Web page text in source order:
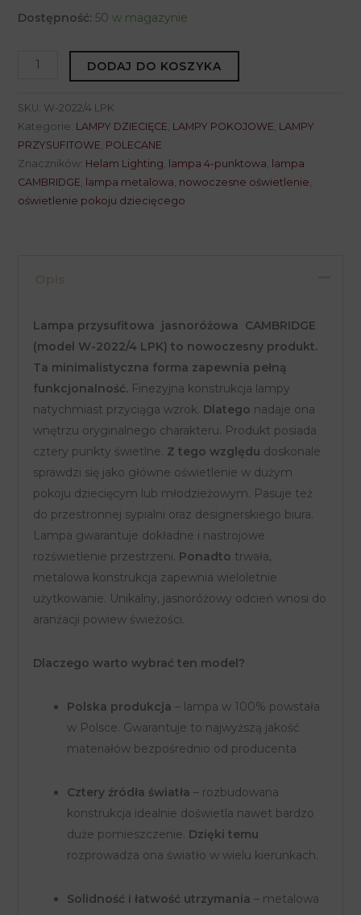
Dostępność: 50 w magazynie
ilość
przysufitowa
jasnoróżowa
CAMBRIDGE
W-
2022/4
LPK
DODAJ DO KOSZYKA
SKU: W-2022/4 LPK
Kategorie: LAMPY DZIECIĘCE LAMPY POKOJOWE LAMPY
PRZYSUFITOWE POLECANE
Znaczników: Helam Lighting lampa 4-punktowa
lampa
CAMBRIDGE
lampa metalowa nowoczesne oświetlenie
oświetlenie pokoju dziecięcego
Lampa przysufitowa jasnoróżowa CAMBRIDGE
(model W-2022/4 LPK) to nowoczesny produkt.
Ta minimalistyczna forma zapewnia pełną
funkcjonalność.Finezyjna konstrukcja lampy
natychmiast przyciąga wzrok. Dlatego nadaje ona
wnętrzu oryginalnego charakteru. Produkt posiada
cztery punkty świetlne. Z tego względu doskonale
sprawdzi się jako główne oświetlenie w dużym
pokoju dziecięcym lub młodzieżowym. Pasuje też
do przestronnej sypialni oraz designerskiego biura.
Lampa gwarantuje dokładne i nastrojowe
rozświetlenie przestrzeni. Ponadto trwała,
metalowa konstrukcja zapewnia wieloletnie
użytkowanie. Unikalny, jasnoróżowy odcień wnosi do
aranżacji powiew świeżości.
Dlaczego warto wybrać ten model?
Polska produkcja – lampa w 100% powstała
w Polsce. Gwarantuje to najwyższą jakość
materiałów bezpośrednio od producenta.
Cztery źródła światła – rozbudowana
konstrukcja idealnie doświetla nawet bardzo
duże pomieszczenie. Dzięki temu
rozprowadza ona światło w wielu kierunkach.
Solidność i łatwość utrzymania – metalowa